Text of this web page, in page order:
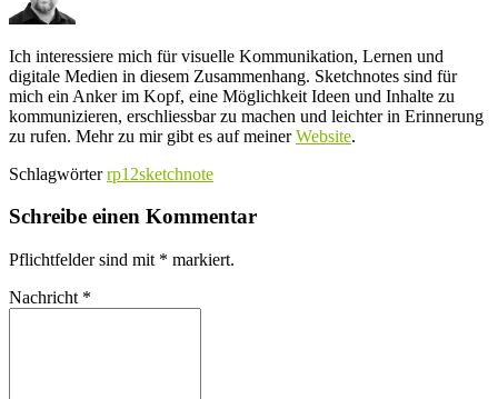
Ich interessiere mich für visuelle Kommunikation, Lernen und
digitale Medien in diesem Zusammenhang. Sketchnotes sind für
mich ein Anker im Kopf, eine Möglichkeit Ideen und Inhalte zu
kommunizieren, erschliessbar zu machen und leichter in Erinnerung
zu rufen. Mehr zu mir gibt es auf meinerWebsite.
Schlagwörter rp12sketchnote
Schreibe einen Kommentar
Pflichtfelder sind mit * markiert.
Nachricht *